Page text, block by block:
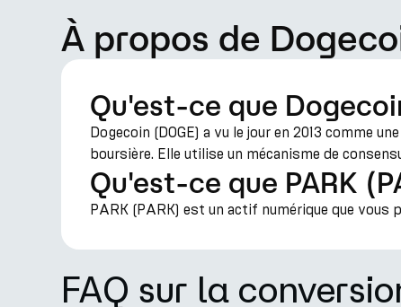
À propos de
Qu'est-ce que
Dogecoin (DOGE) a vu le jour en 2013 comme
boursière. Elle utilise un mécanisme de
Qu'est-ce que PARK
PARK (PARK) est un actif numérique que
FAQ sur la